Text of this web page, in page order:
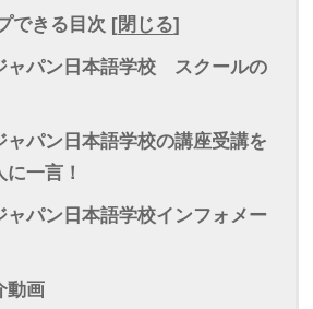
できる目次 [閉じる]
ャパン日本語学校 スクールの
ャパン日本語学校の講座受講を
一言！
ャパン日本語学校インフォメー
動画